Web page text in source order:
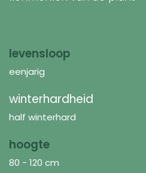
levensloop
eenjarig
winterhardheid
half winterhard
hoogte
80 - 120 cm